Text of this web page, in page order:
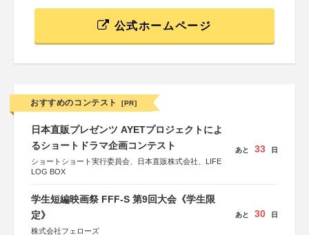
公式ホームページ
おすすめのコンテスト [PR]
日本直販プレゼンツ AYETプロジェクトによ
るショートドラマ企画コンテスト
ショートショート実行委員会、日本直販株式会社、LIFE
LOG BOX
あと 33 日
学生短編映画祭 FFF-S 第9回大会《学生限
定》
株式会社フェローズ
あと 30 日